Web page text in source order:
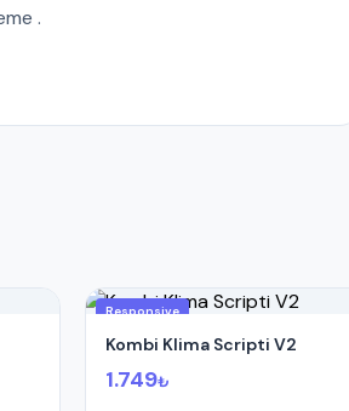
.
Responsive
Kombi Klima Scripti V2
1.749₺